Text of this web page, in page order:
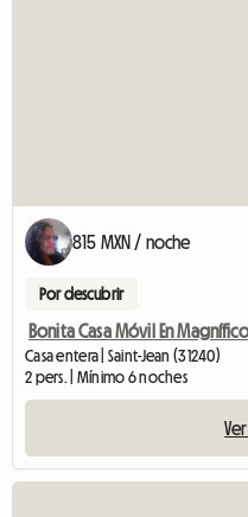
815 MXN / noche
Por descubrir
Bonita Casa Móvil En
Casa entera | Saint-Jean (31240)
2 pers. | Mínimo 6 noches